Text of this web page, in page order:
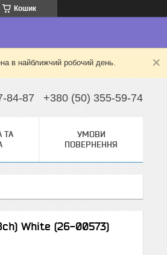
Кошик
в найближчий робочий день.
84-87 +380 (50) 355-59-74
ТА
УМОВИ
ПОВЕРНЕННЯ
White (26-00573)